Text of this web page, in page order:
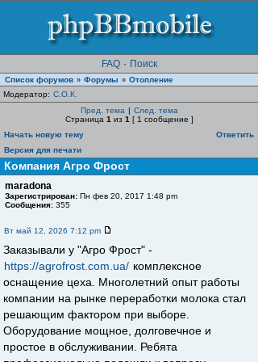
FAQ · Поиск
Список форумов » Форумы » Отопление
Модератор: С.О.К.
Пред. тема | След. тема
Страница 1 из 1 [ 1 сообщение ]
Начать новую тему
Ответить
Версия для печати
Компания Агро Фрост
maradona
Зарегистрирован: Пн фев 20, 2017 1:48 pm
Сообщения: 355
Вт май 12, 2026 7:12 pm
Заказывали у "Агро Фрост" -
https://agrofrost.com.ua/ комплексное
оснащение цеха. Многолетний опыт работы
компании на рынке переработки молока стал
решающим фактором при выборе.
Оборудование мощное, долговечное и
простое в обслуживании. Ребята